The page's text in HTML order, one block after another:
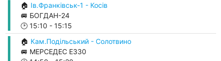
🏠 Ів.Франківськ-1 - Косів
🚐 БОГДАН-24
🕑 15:10 - 15:15
🏠 Кам.Подільський - Солотвино
🚐 МЕРСЕДЕС Е330